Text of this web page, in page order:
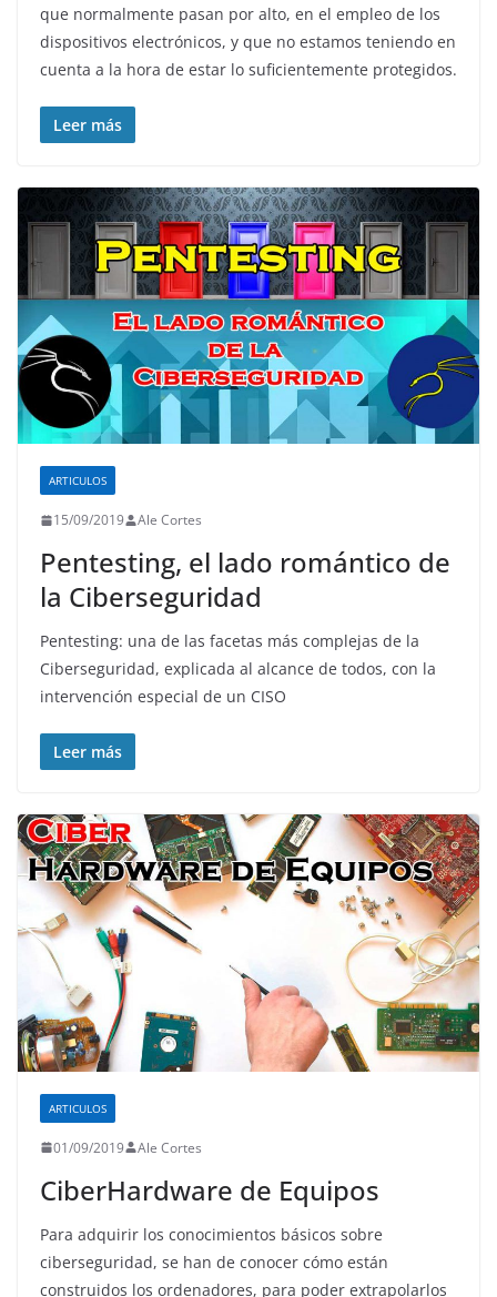
que normalmente pasan por alto, en el empleo de los
dispositivos electrónicos, y que no estamos teniendo en
cuenta a la hora de estar lo suficientemente protegidos.
Leer más
ARTICULOS
15/09/2019 Ale Cortes
Pentesting, el lado romántico de
la Ciberseguridad
Pentesting: una de las facetas más complejas de la
Ciberseguridad, explicada al alcance de todos, con la
intervención especial de un CISO
Leer más
ARTICULOS
01/09/2019 Ale Cortes
CiberHardware de Equipos
Para adquirir los conocimientos básicos sobre
ciberseguridad, se han de conocer cómo están
construidos los ordenadores, para poder extrapolarlos